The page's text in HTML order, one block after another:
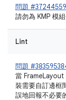
問題
請勿為 KMP 模
Lint
問題
當
裝需要自訂邊框
誤地回報不必要